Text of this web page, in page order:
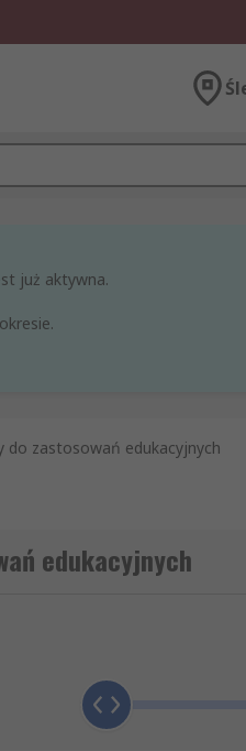
już aktywna.
do zastosowań edukacyjnych
edukacyjnych